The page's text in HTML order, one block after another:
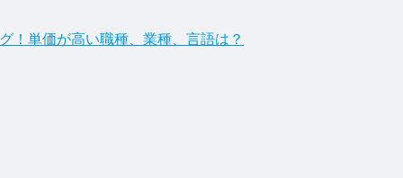
！単価が高い職種、業種、言語は？